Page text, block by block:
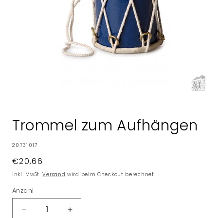
Modal
öffnen
Trommel zum Aufhängen
SKU:
20731017
Normaler
Preis
€20,66
Inkl. MwSt.Versand wird beim Checkout berechnet
Anzahl
Verringere
Erhöhe